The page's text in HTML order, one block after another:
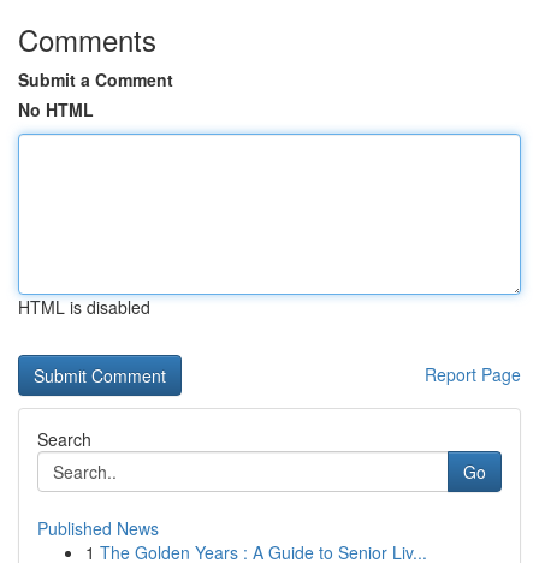
Comments
Submit a Comment
No HTML
HTML is disabled
Report Page
Search
Go
Published News
1 The Golden Years : A Guide to Senior Liv...